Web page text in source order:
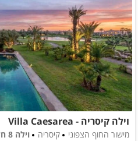
וילה קיסריה - Villa Caesarea
מישור החוף הצפוני קיסריה
וילה 8 חדרים